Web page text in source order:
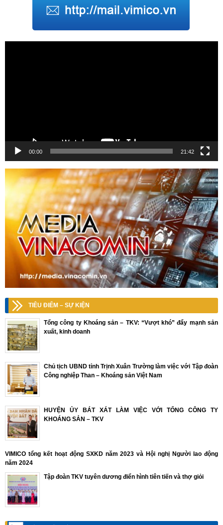
00:00 21:42
TIÊU ĐIỂM – SỰ KIỆN
Tổng công ty Khoáng sản – TKV: “Vượt khó” đẩy mạnh sản
xuất, kinh doanh
Chủ tịch UBND tỉnh Trịnh Xuân Trường làm việc với Tập đoàn
Công nghiệp Than – Khoáng sản Việt Nam
HUYỆN ỦY BÁT XÁT LÀM VIỆC VỚI TỔNG CÔNG TY
KHOÁNG SẢN – TKV
VIMICO tổng kết hoạt động SXKD năm 2023 và Hội nghị Người lao động
năm 2024
Tập đoàn TKV tuyên dương điển hình tiên tiến và thợ giỏi